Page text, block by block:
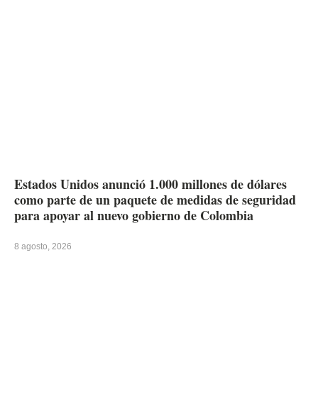
Estados Unidos anunció 1.000 millones de dólares
como parte de un paquete de medidas de seguridad
para apoyar al nuevo gobierno de Colombia
8 agosto, 2026